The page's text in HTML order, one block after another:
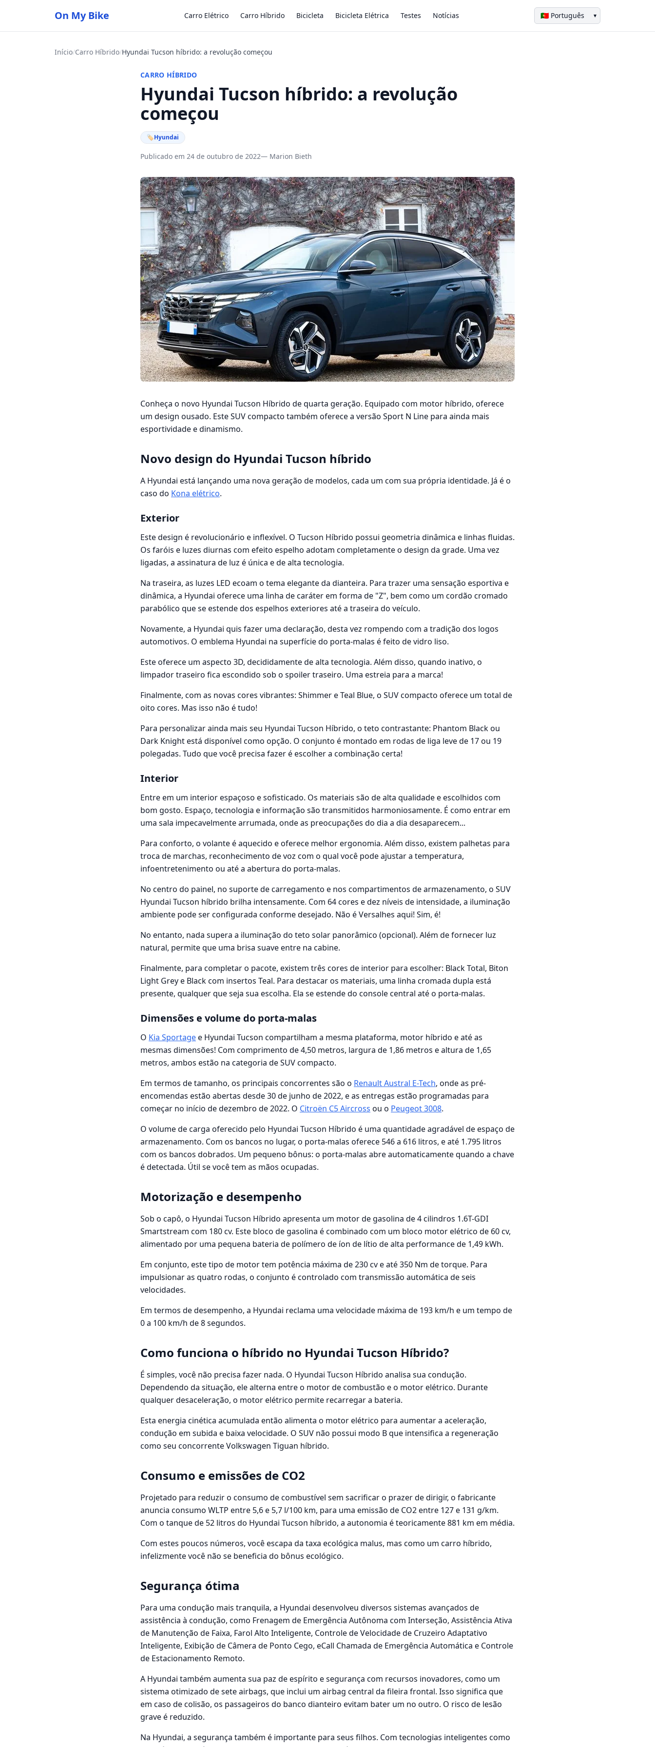
On My Bike Carro Elétrico Carro Híbrido Bicicleta Bicicleta Elétrica Testes Notícias ▾
Início/Carro Híbrido/Hyundai Tucson híbrido: a revolução começou
CARRO HÍBRIDO
Hyundai Tucson híbrido: a revolução
começou
🏷Hyundai
Publicado em 24 de outubro de 2022— Marion Bieth
Conheça o novo Hyundai Tucson Híbrido de quarta geração. Equipado com motor híbrido, oferece
um design ousado. Este SUV compacto também oferece a versão Sport N Line para ainda mais
esportividade e dinamismo.
Novo design do Hyundai Tucson híbrido
A Hyundai está lançando uma nova geração de modelos, cada um com sua própria identidade. Já é o
caso do Kona elétrico.
Exterior
Este design é revolucionário e inflexível. O Tucson Híbrido possui geometria dinâmica e linhas fluidas.
Os faróis e luzes diurnas com efeito espelho adotam completamente o design da grade. Uma vez
ligadas, a assinatura de luz é única e de alta tecnologia.
Na traseira, as luzes LED ecoam o tema elegante da dianteira. Para trazer uma sensação esportiva e
dinâmica, a Hyundai oferece uma linha de caráter em forma de "Z", bem como um cordão cromado
parabólico que se estende dos espelhos exteriores até a traseira do veículo.
Novamente, a Hyundai quis fazer uma declaração, desta vez rompendo com a tradição dos logos
automotivos. O emblema Hyundai na superfície do porta-malas é feito de vidro liso.
Este oferece um aspecto 3D, decididamente de alta tecnologia. Além disso, quando inativo, o
limpador traseiro fica escondido sob o spoiler traseiro. Uma estreia para a marca!
Finalmente, com as novas cores vibrantes: Shimmer e Teal Blue, o SUV compacto oferece um total de
oito cores. Mas isso não é tudo!
Para personalizar ainda mais seu Hyundai Tucson Híbrido, o teto contrastante: Phantom Black ou
Dark Knight está disponível como opção. O conjunto é montado em rodas de liga leve de 17 ou 19
polegadas. Tudo que você precisa fazer é escolher a combinação certa!
Interior
Entre em um interior espaçoso e sofisticado. Os materiais são de alta qualidade e escolhidos com
bom gosto. Espaço, tecnologia e informação são transmitidos harmoniosamente. É como entrar em
uma sala impecavelmente arrumada, onde as preocupações do dia a dia desaparecem...
Para conforto, o volante é aquecido e oferece melhor ergonomia. Além disso, existem palhetas para
troca de marchas, reconhecimento de voz com o qual você pode ajustar a temperatura,
infoentretenimento ou até a abertura do porta-malas.
No centro do painel, no suporte de carregamento e nos compartimentos de armazenamento, o SUV
Hyundai Tucson híbrido brilha intensamente. Com 64 cores e dez níveis de intensidade, a iluminação
ambiente pode ser configurada conforme desejado. Não é Versalhes aqui! Sim, é!
No entanto, nada supera a iluminação do teto solar panorâmico (opcional). Além de fornecer luz
natural, permite que uma brisa suave entre na cabine.
Finalmente, para completar o pacote, existem três cores de interior para escolher: Black Total, Biton
Light Grey e Black com insertos Teal. Para destacar os materiais, uma linha cromada dupla está
presente, qualquer que seja sua escolha. Ela se estende do console central até o porta-malas.
Dimensões e volume do porta-malas
O Kia Sportagee Hyundai Tucson compartilham a mesma plataforma, motor híbrido e até as
mesmas dimensões! Com comprimento de 4,50 metros, largura de 1,86 metros e altura de 1,65
metros, ambos estão na categoria de SUV compacto.
Em termos de tamanho, os principais concorrentes são o Renault Austral E-Tech, onde as pré-
encomendas estão abertas desde 30 de junho de 2022, e as entregas estão programadas para
começar no início de dezembro de 2022. O Citroën C5 Aircross ou o Peugeot 3008.
O volume de carga oferecido pelo Hyundai Tucson Híbrido é uma quantidade agradável de espaço de
armazenamento. Com os bancos no lugar, o porta-malas oferece 546 a 616 litros, e até 1.795 litros
com os bancos dobrados. Um pequeno bônus: o porta-malas abre automaticamente quando a chave
é detectada. Útil se você tem as mãos ocupadas.
Motorização e desempenho
Sob o capô, o Hyundai Tucson Híbrido apresenta um motor de gasolina de 4 cilindros 1.6T-GDI
Smartstream com 180 cv. Este bloco de gasolina é combinado com um bloco motor elétrico de 60 cv,
alimentado por uma pequena bateria de polímero de íon de lítio de alta performance de 1,49 kWh.
Em conjunto, este tipo de motor tem potência máxima de 230 cv e até 350 Nm de torque. Para
impulsionar as quatro rodas, o conjunto é controlado com transmissão automática de seis
velocidades.
Em termos de desempenho, a Hyundai reclama uma velocidade máxima de 193 km/h e um tempo de
0 a 100 km/h de 8 segundos.
Como funciona o híbrido no Hyundai Tucson Híbrido?
É simples, você não precisa fazer nada. O Hyundai Tucson Híbrido analisa sua condução.
Dependendo da situação, ele alterna entre o motor de combustão e o motor elétrico. Durante
qualquer desaceleração, o motor elétrico permite recarregar a bateria.
Esta energia cinética acumulada então alimenta o motor elétrico para aumentar a aceleração,
condução em subida e baixa velocidade. O SUV não possui modo B que intensifica a regeneração
como seu concorrente Volkswagen Tiguan híbrido.
Consumo e emissões de CO2
Projetado para reduzir o consumo de combustível sem sacrificar o prazer de dirigir, o fabricante
anuncia consumo WLTP entre 5,6 e 5,7 l/100 km, para uma emissão de CO2 entre 127 e 131 g/km.
Com o tanque de 52 litros do Hyundai Tucson híbrido, a autonomia é teoricamente 881 km em média.
Com estes poucos números, você escapa da taxa ecológica malus, mas como um carro híbrido,
infelizmente você não se beneficia do bônus ecológico.
Segurança ótima
Para uma condução mais tranquila, a Hyundai desenvolveu diversos sistemas avançados de
assistência à condução, como Frenagem de Emergência Autônoma com Interseção, Assistência Ativa
de Manutenção de Faixa, Farol Alto Inteligente, Controle de Velocidade de Cruzeiro Adaptativo
Inteligente, Exibição de Câmera de Ponto Cego, eCall Chamada de Emergência Automática e Controle
de Estacionamento Remoto.
A Hyundai também aumenta sua paz de espírito e segurança com recursos inovadores, como um
sistema otimizado de sete airbags, que inclui um airbag central da fileira frontal. Isso significa que
em caso de colisão, os passageiros do banco dianteiro evitam bater um no outro. O risco de lesão
grave é reduzido.
Na Hyundai, a segurança também é importante para seus filhos. Com tecnologias inteligentes como